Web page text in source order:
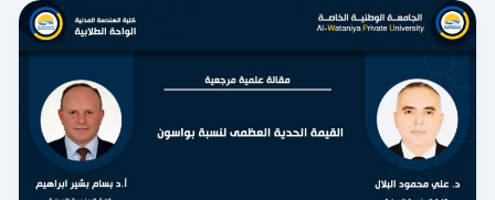
مقالة
علمية
مرجعية
:القيمة
الحدية
العظمى
لنسبة
بواسون
‏